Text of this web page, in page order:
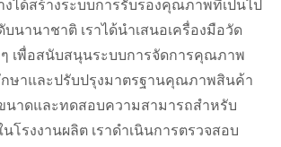
างได้สร้างระบบการรับรองคุณภาพที่เป็นไป
นานาชาติ เราได้นำเสนอเครื่องมือวัด
เพื่อสนับสนุนระบบการจัดการคุณภาพ
กษาและปรับปรุงมาตรฐานคุณภาพสินค้า
นาดและทดสอบความสามารถสำหรับ
โรงงานผลิต เราดำเนินการตรวจสอบ